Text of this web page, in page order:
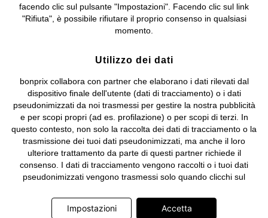
facendo clic sul pulsante "Impostazioni". Facendo clic sul link
"Rifiuta", è possibile rifiutare il proprio consenso in qualsiasi
momento.
Utilizzo dei dati
bonprix collabora con partner che elaborano i dati rilevati dal
dispositivo finale dell'utente (dati di tracciamento) o i dati
pseudonimizzati da noi trasmessi per gestire la nostra pubblicità
e per scopi propri (ad es. profilazione) o per scopi di terzi. In
questo contesto, non solo la raccolta dei dati di tracciamento o la
trasmissione dei tuoi dati pseudonimizzati, ma anche il loro
ulteriore trattamento da parte di questi partner richiede il
consenso. I dati di tracciamento vengono raccolti o i tuoi dati
pseudonimizzati vengono trasmessi solo quando clicchi sul
seguenti società: Adjust GmbH, Criteo SA, Google Ireland
Limited, Hurra Communications GmbH, ID5 Technology Ltd,
Impostazioni Accetta